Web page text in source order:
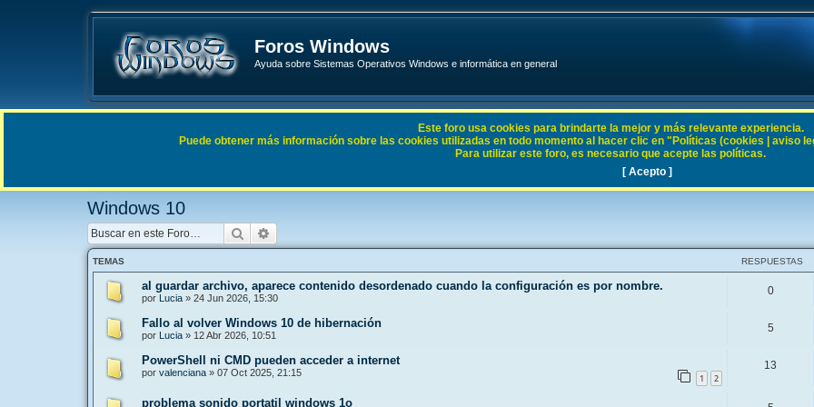
Foros Windows
Ayuda sobre Sistemas Operativos Windows e informática en general
Enlaces rápidos FAQ
Windows 10
Buscar
TEMAS RESPUESTAS
al guardar archivo, aparece contenido desordenado cuando la configuración es por nombre.
por Lucia » 24 Jun 2026, 15:30
0
Fallo al volver Windows 10 de hibernación
por Lucia » 12 Abr 2026, 10:51
5
PowerShell ni CMD pueden acceder a internet
por valenciana » 07 Oct 2025, 21:15 1 2
13
problema sonido portatil windows 1o
Este foro usa cookies para brindarte la mejor y más relevante experiencia.
Puede obtener más información sobre las cookies utilizadas en todo momento al hacer clic en "Políticas (cookies | aviso
Para utilizar este foro, es necesario que acepte las políticas.
[ Acepto ]